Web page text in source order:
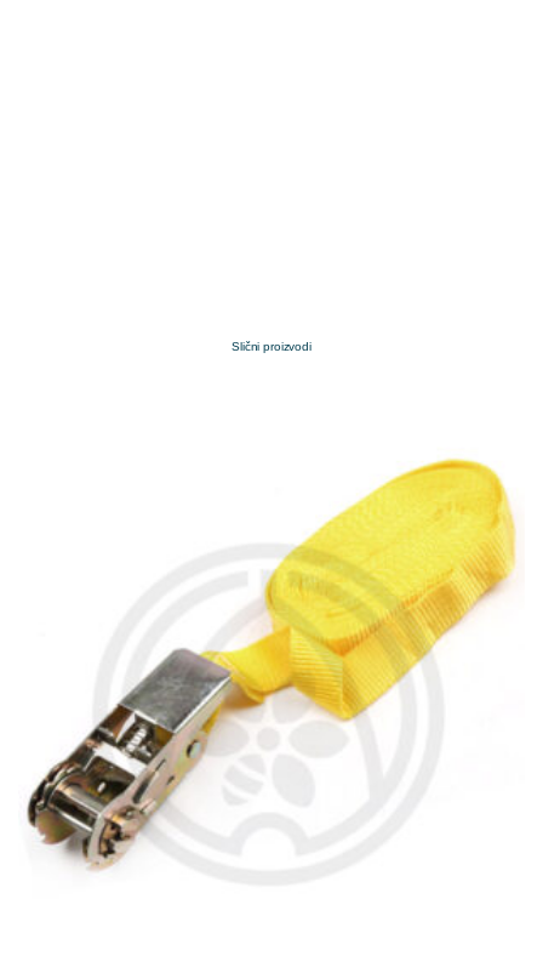
Slični proizvodi